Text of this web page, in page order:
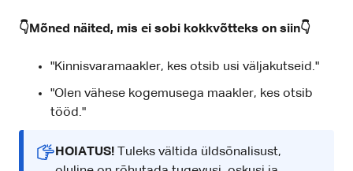
👇Mõned näited, mis ei sobi kokkvõtteks on siin👇
"Kinnisvaramaakler, kes otsib usi väljakutseid."
"Olen vähese kogemusega maakler, kes otsib
tööd."
HOIATUS! Tuleks vältida üldsõnalisust,